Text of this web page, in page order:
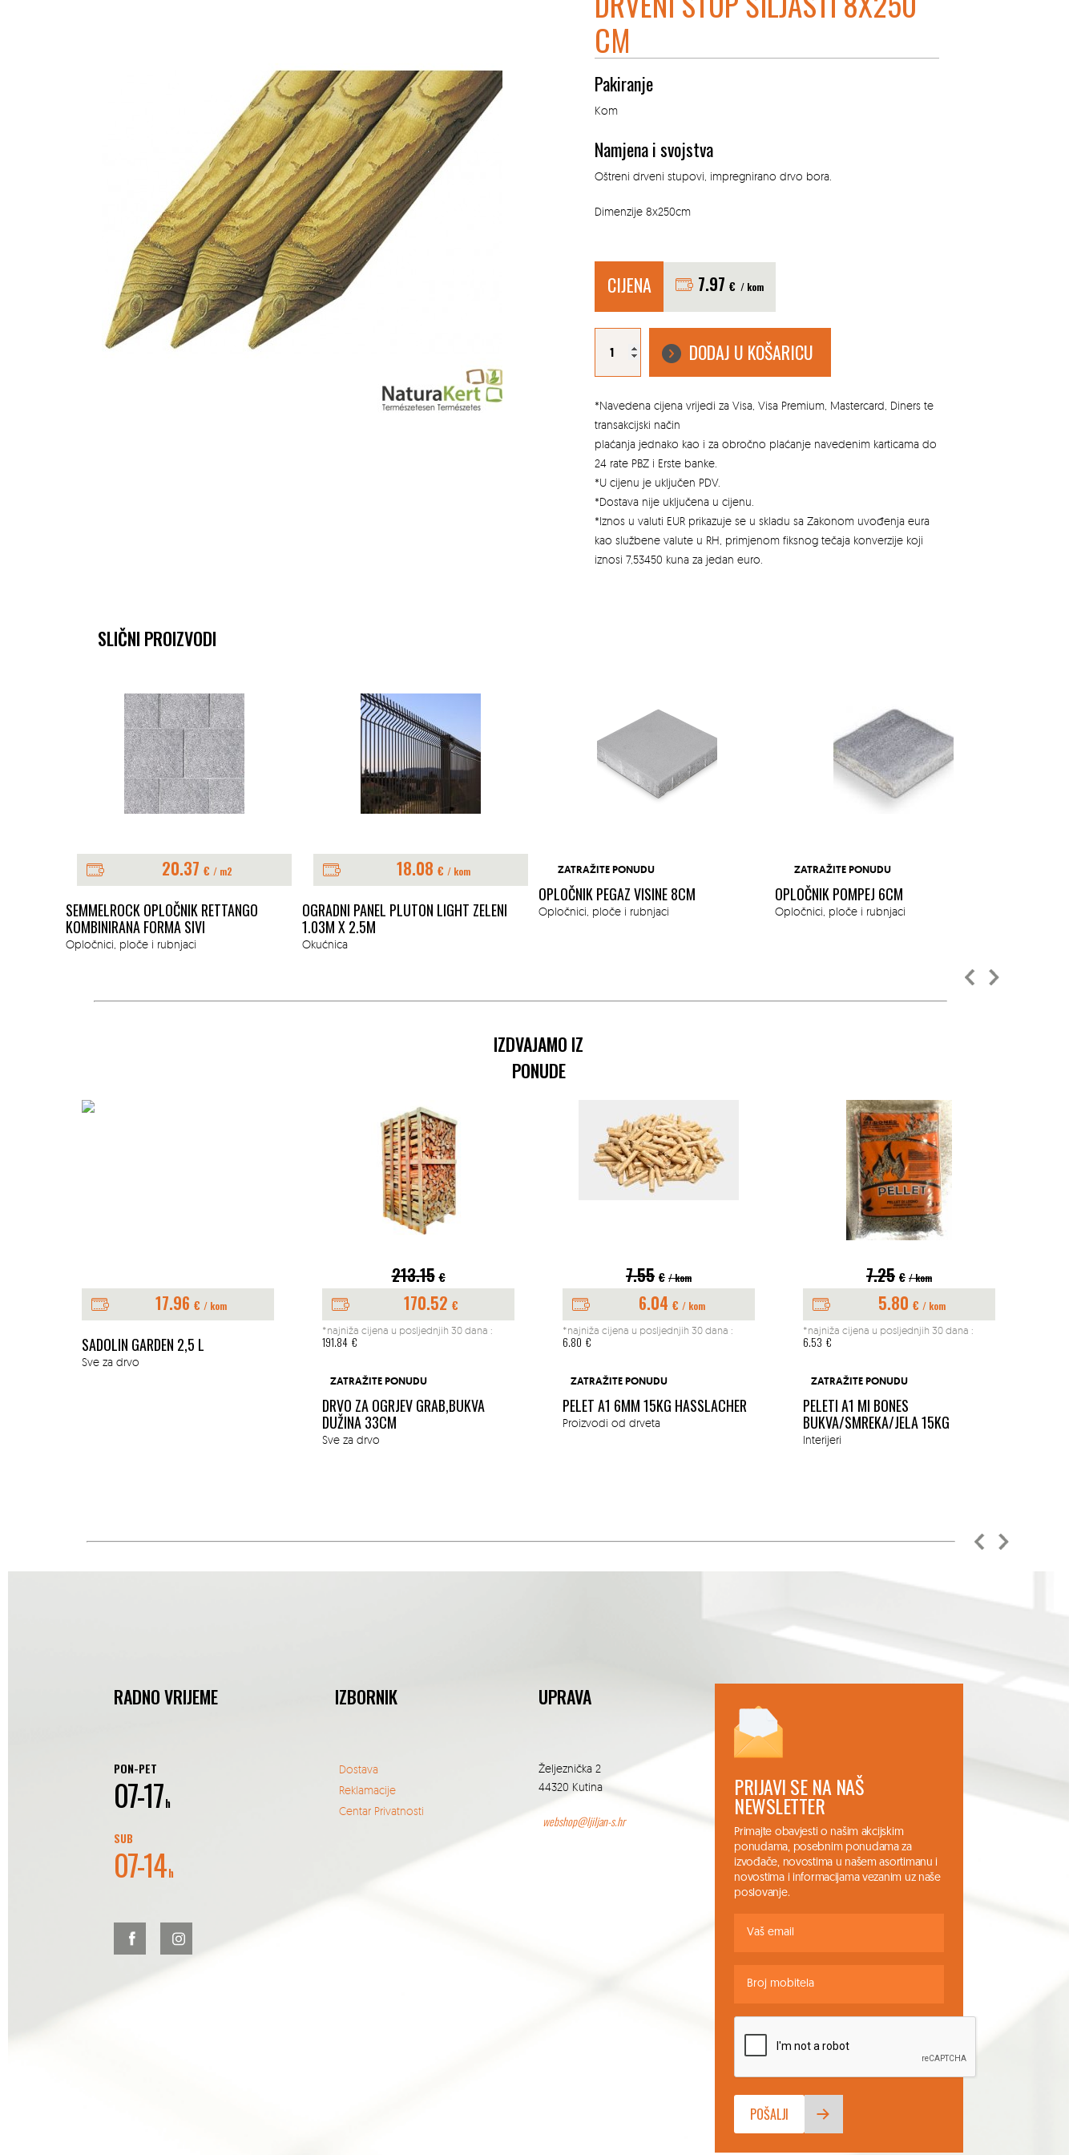
CM
Pakiranje
Kom
Namjena i svojstva
Oštreni drveni stupovi, impregnirano drvo bora.
Dimenzije 8x250cm
CIJENA 7.97 € / kom
DRVENI
ŠILJASTI
8X250
količina
DODAJ U KOŠARICU
*Navedena cijena vrijedi za Visa, Visa Premium, Mastercard, Diners te
transakcijski način
plaćanja jednako kao i za obročno plaćanje navedenim karticama do
24 rate PBZ i Erste banke.
*U cijenu je uključen PDV.
*Dostava nije uključena u cijenu.
*Iznos u valuti EUR prikazuje se u skladu sa Zakonom uvođenja eura
kao službene valute u RH, primjenom fiksnog tečaja konverzije koji
iznosi 7,53450 kuna za jedan euro.
SLIČNI PROIZVODI
20.37 € / m2
SEMMELROCK OPLOČNIK RETTANGO
KOMBINIRANA FORMA SIVI
Opločnici, ploče i rubnjaci
18.08 € / kom
OGRADNI PANEL PLUTON LIGHT ZELENI
1.03M X 2.5M
Okućnica
ZATRAŽITE PONUDU
OPLOČNIK PEGAZ VISINE 8CM
Opločnici, ploče i rubnjaci
ZATRAŽITE PONUDU
OPLOČNIK POMPEJ 6CM
Opločnici, ploče i rubnjaci
IZDVAJAMO IZ
PONUDE
17.96 € / kom
SADOLIN GARDEN 2,5 L
Sve za drvo
213.15 €
170.52 €
*najniža cijena u posljednjih 30 dana :
191.84 €
ZATRAŽITE PONUDU
DRVO ZA OGRJEV GRAB,BUKVA
DUŽINA 33CM
Sve za drvo
7.55 € / kom
6.04 € / kom
*najniža cijena u posljednjih 30 dana :
6.80 €
ZATRAŽITE PONUDU
PELET A1 6MM 15KG HASSLACHER
Proizvodi od drveta
7.25 € / kom
5.80 € / kom
*najniža cijena u posljednjih 30 dana :
6.53 €
ZATRAŽITE PONUDU
PELETI A1 MI BONES
BUKVA/SMREKA/JELA 15KG
Interijeri
RADNO VRIJEME
PON-PET
07-17h
SUB
07-14h
IZBORNIK
Dostava
Reklamacije
Centar Privatnosti
UPRAVA
Željeznička 2
44320 Kutina
webshop@ljiljan-s.hr
PRIJAVI SE NA NAŠ
NEWSLETTER
Primajte obavjesti o našim akcijskim
ponudama, posebnim ponudama za
izvođače, novostima u našem asortimanu i
novostima i informacijama vezanim uz naše
poslovanje.